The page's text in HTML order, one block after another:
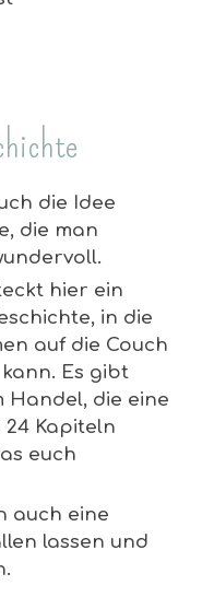
die Idee
die man
hier ein
in die
auf die Couch
Es gibt
Handel, die eine
24 Kapiteln
euch
auch eine
lassen und